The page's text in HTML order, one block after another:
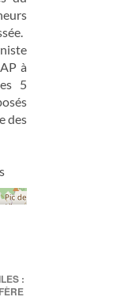
à
5
des
:
»